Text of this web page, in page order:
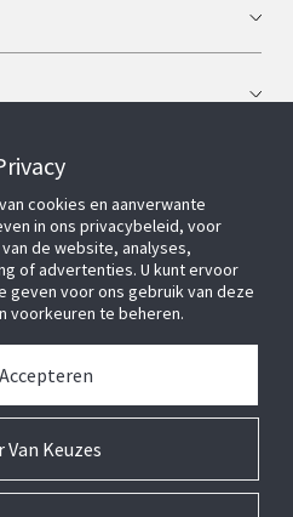
cookies en aanverwante
in ons privacybeleid, voor
de website, analyses,
of advertenties. U kunt ervoor
geven voor ons gebruik van deze
voorkeuren te beheren.
Van Keuzes